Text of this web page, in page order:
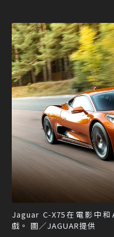
Jaguar C-X75在電影中
戲。 圖／JAGUAR提供